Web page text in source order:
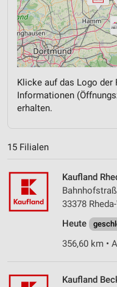
Klicke auf das Logo der
Informationen
erhalten.
15 Filialen
Kaufland
33378
Heute
356,60 km •
Kaufland